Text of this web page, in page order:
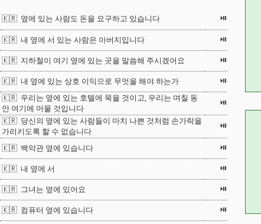
🇰🇷 옆에 있는 사람도 돈을 요구하고 있습니다 ⏯
🇰🇷 내 옆에 서 있는 사람은 아버지입니다 ⏯
🇰🇷 지하철이 여기 옆에 있는 곳을 말씀해 주시겠어요 ⏯
🇰🇷 내 옆에 있는 상호 이익으로 무엇을 해야 하는가
⏯
🇰🇷 우리는 옆에 있는 호텔에 묵을 것이고, 우리는 며칠 동
안 여기에 머물 것입니다
⏯
🇰🇷 당신의 옆에 있는 사람들이 마치 나쁜 것처럼 손가락을
가리키도록 할 수 없습니다
⏯
🇰🇷 백악관 옆에 있습니다 ⏯
🇰🇷 내 옆에 서 ⏯
🇰🇷 그녀는 옆에 있어요 ⏯
🇰🇷 컴퓨터 옆에 있습니다 ⏯